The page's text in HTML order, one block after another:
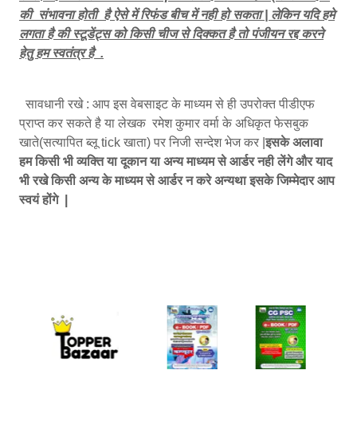
की संभावना होती है ऐसे में रिफंड बीच में नही हो सकता | लेकिन यदि हमे
लगता है की स्टूडेंट्स को किसी चीज से दिक्कत है तो पंजीयन रद्द करने
हेतु हम स्वतंत्र है .
सावधानी रखे : आप इस वेबसाइट के माध्यम से ही उपरोक्त पीडीएफ
प्राप्त कर सकते है या लेखक रमेश कुमार वर्मा के अधिकृत फेसबुक
खाते(सत्यापित ब्लू tick खाता) पर निजी सन्देश भेज कर |इसके अलावा
हम किसी भी व्यक्ति या दूकान या अन्य माध्यम से आर्डर नही लेंगे और याद
भी रखे किसी अन्य के माध्यम से आर्डर न करे अन्यथा इसके जिम्मेदार आप
स्वयं होंगे |